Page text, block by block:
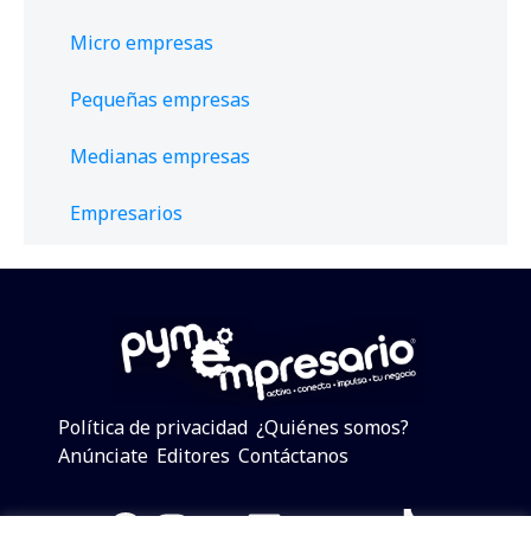
Micro empresas
Pequeñas empresas
Medianas empresas
Empresarios
Política de privacidad ¿Quiénes somos?
Anúnciate Editores Contáctanos
Facebook
Instagram
Twitter
LinkedIn
Telegram
YouTube
TikTok